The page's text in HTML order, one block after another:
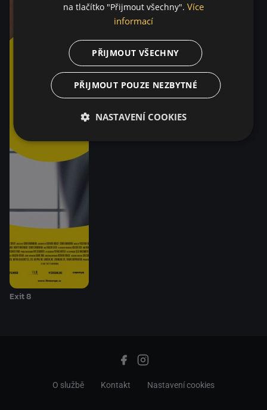
Exit 8
O službě Kontakt Nastavení cookies
na tlačítko "Přijmout všechny". Více
informací
PŘIJMOUT VŠECHNY
PŘIJMOUT POUZE NEZBYTNÉ
NASTAVENÍ COOKIES